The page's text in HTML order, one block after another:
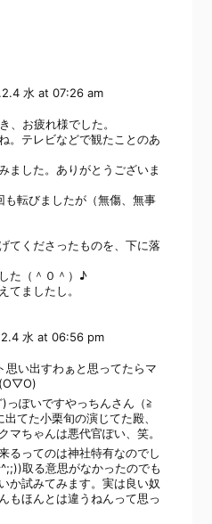
水 at 07:26 am
、お疲れ様でした。
。テレビなどで観たことのあ
ました。ありがとうございま
転びましたが（無傷、無事
てくださったものを、下に落
た（＾０＾）♪
てましたし。
水 at 06:56 pm
思い出すわぁと思ってたらマ
(O▽O)
っぽいですやっちんさん（≧
てた小栗旬の演じてた殿、
マちゃんは悪代官ぽい、笑。
るってのは神社特有なのでし
取る意思がなかったのでも
か試みてみます。実は良い奴
もほんとは違うねんって思っ